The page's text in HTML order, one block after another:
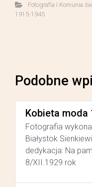
Fotografia I Komunia
1915-1945
Podobne
Kobieta moda
Fotografia
Białystok
dedykacja: Na
8/XII.1929 rok